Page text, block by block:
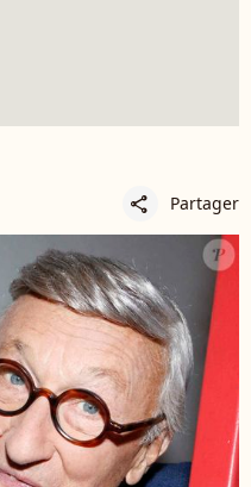
share Partager